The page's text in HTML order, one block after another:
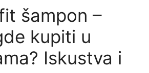
šampon –
kupiti u
Iskustva i